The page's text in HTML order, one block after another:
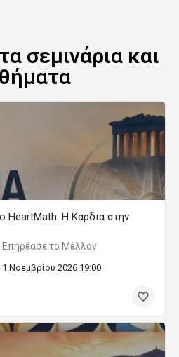
σεμινάρια και
HeartMath: Η Καρδιά στην
Επηρέασε το Μέλλον
Νοεμβρίου 2026 19:00